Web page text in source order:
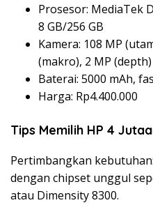
Prosesor: MediaTek
8 GB/256 GB
Kamera: 108 MP
(makro), 2 MP (depth)
Baterai: 5000 mAh,
Harga: Rp4.400.000
Tips Memilih HP 4
Pertimbangkan
dengan chipset unggul
atau Dimensity 8300.